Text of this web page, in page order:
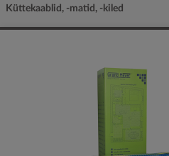
Küttekaablid, -matid, -kiled